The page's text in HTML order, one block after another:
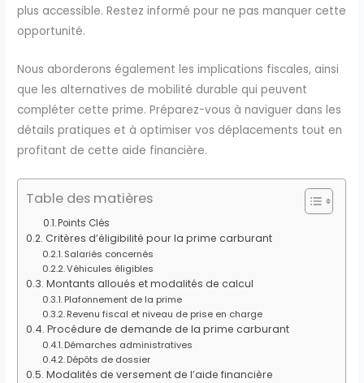
plus accessible. Restez informé pour ne pas manquer cette
opportunité.
Nous aborderons également les implications fiscales, ainsi
que les alternatives de mobilité durable qui peuvent
compléter cette prime. Préparez-vous à naviguer dans les
détails pratiques et à optimiser vos déplacements tout en
profitant de cette aide financière.
Table des matières
Points Clés
Critères d’éligibilité pour la prime carburant
Salariés concernés
Véhicules éligibles
Montants alloués et modalités de calcul
Plafonnement de la prime
Revenu fiscal et niveau de prise en charge
Procédure de demande de la prime carburant
Démarches administratives
Dépôts de dossier
Modalités de versement de l’aide financière